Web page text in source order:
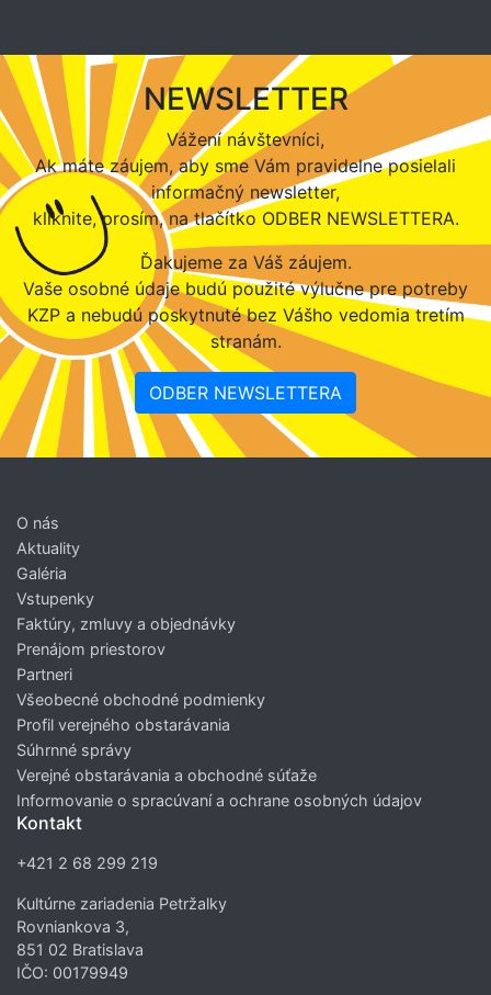
NEWSLETTER
Vážení návštevníci,
Ak máte záujem, aby sme Vám pravidelne posielali
informačný newsletter,
kliknite, prosím, na tlačítko ODBER NEWSLETTERA.
Ďakujeme za Váš záujem.
Vaše osobné údaje budú použité výlučne pre potreby
KZP a nebudú poskytnuté bez Vášho vedomia tretím
stranám.
ODBER NEWSLETTERA
O nás
Aktuality
Galéria
Vstupenky
Faktúry, zmluvy a objednávky
Prenájom priestorov
Partneri
Všeobecné obchodné podmienky
Profil verejného obstarávania
Súhrnné správy
Verejné obstarávania a obchodné súťaže
Informovanie o spracúvaní a ochrane osobných údajov
Kontakt
+421 2 68 299 219
Kultúrne zariadenia Petržalky
Rovniankova 3,
851 02 Bratislava
IČO: 00179949